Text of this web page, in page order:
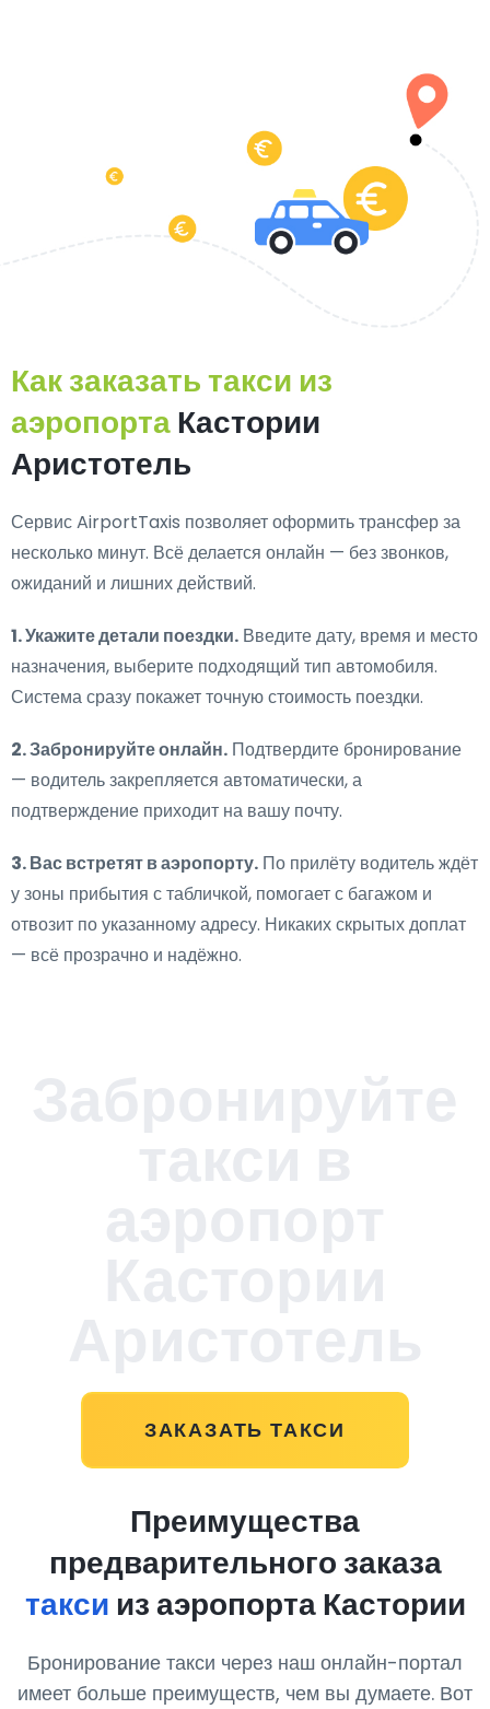
Как заказать такси из
аэропортаКастории
Аристотель
Сервис AirportTaxis позволяет оформить трансфер за
несколько минут. Всё делается онлайн — без звонков,
ожиданий и лишних действий.
1. Укажите детали поездки. Введите дату, время и место
назначения, выберите подходящий тип автомобиля.
Система сразу покажет точную стоимость поездки.
2. Забронируйте онлайн. Подтвердите бронирование
— водитель закрепляется автоматически, а
подтверждение приходит на вашу почту.
3. Вас встретят в аэропорту. По прилёту водитель ждёт
у зоны прибытия с табличкой, помогает с багажом и
отвозит по указанному адресу. Никаких скрытых доплат
— всё прозрачно и надёжно.
ЗАКАЗАТЬ ТАКСИ
Преимущества
предварительного заказа
такси из аэропорта Кастории
Бронирование такси через наш онлайн-портал
имеет больше преимуществ, чем вы думаете. Вот